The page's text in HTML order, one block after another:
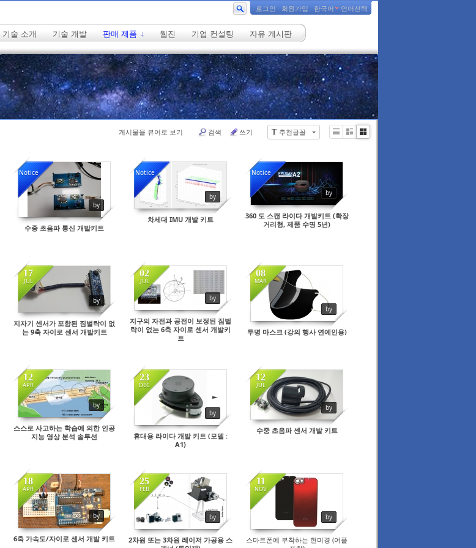
로그인 회원가입 한국어 언어선택
기술 소개 기술 개발 판매 제품 웹진 기업 컨설팅 자유 게시판
T 추천글꼴
게시물을 뷰어로 보기 검색 쓰기
Li
Zi
G
Notice
by
수중 초음파 통신 개발키트
Notice
by
차세대 IMU 개발 키트
Notice
by
360 도 스캔 라이다 개발키트 (확장
거리형, 제품 수명 5년)
17
JUL
by
지자기 센서가 포함된 짐벌락이 없
는 9축 자이로 센서 개발키트
02
JUL
by
지구의 자전과 공전이 보정된 짐벌
락이 없는 6축 자이로 센서 개발키
트
08
MAR
by
투명 마스크 (강의 행사 연예인용)
12
APR
by
스스로 사고하는 학습에 의한 인공
지능 영상 분석 솔루션
23
DEC
by
휴대용 라이다 개발 키트 (모델 :
A1)
12
JUL
by
수중 초음파 센서 개발 키트
18
APR
by
6축 가속도/자이로 센서 개발 키트
25
FEB
by
2차원 또는 3차원 레이저 가공용 스
11
NOV
by
스마트폰에 부착하는 현미경 (어플